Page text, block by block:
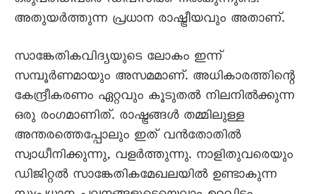
അതുയർത്തുന്ന പ്രധാന രാഷ്ട്രീയവും അതാണ്.
സാങ്കേതികവിദ്യയുടെ ലോകം ഇന്ന്
സമ്പൂർണമായും അസമമാണ്. അധികാരത്തിന്റെ
കേന്ദ്രീകരണം ഏറ്റവും കൂടുതൽ നിലനിൽക്കുന്ന
ഒരു രംഗമാണിത്. രാഷ്ട്രങ്ങൾ തമ്മിലുള്ള
അന്തരത്തെപ്പോലും ഇത് വൻതോതിൽ
സ്വാധീനിക്കുന്നു, വളർത്തുന്നു. നാളിതുവരെയും
ഡിജിറ്റൽ സാങ്കേതികമേഖലയിൽ ഉണ്ടാകുന്ന